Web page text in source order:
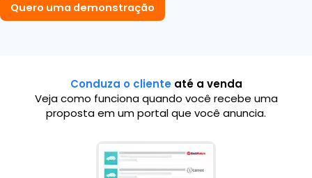
Quero uma demonstração
Conduza o clienteaté a venda
Veja como funciona quando você recebe uma
proposta em um portal que você anuncia.